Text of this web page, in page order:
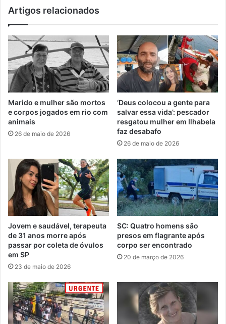
Artigos relacionados
Marido e mulher são mortos
e corpos jogados em rio com
animais
26 de maio de 2026
‘Deus colocou a gente para
salvar essa vida’: pescador
resgatou mulher em Ilhabela
faz desabafo
26 de maio de 2026
Jovem e saudável, terapeuta
de 31 anos morre após
passar por coleta de óvulos
em SP
23 de maio de 2026
SC: Quatro homens são
presos em flagrante após
corpo ser encontrado
20 de março de 2026